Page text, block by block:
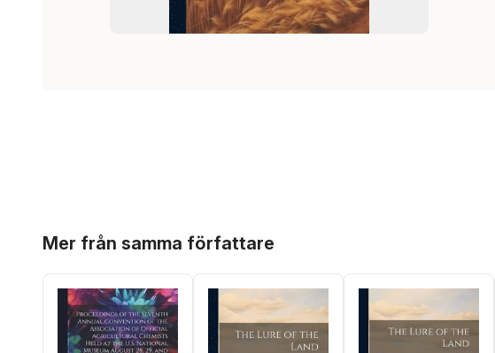
Mer från samma författare